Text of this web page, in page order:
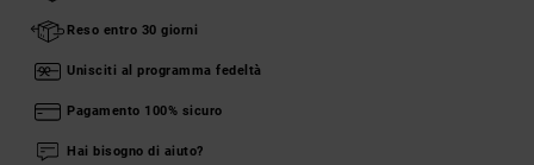
Reso entro 30 giorni
Unisciti al programma fedeltà
Pagamento 100% sicuro
Hai bisogno di aiuto?